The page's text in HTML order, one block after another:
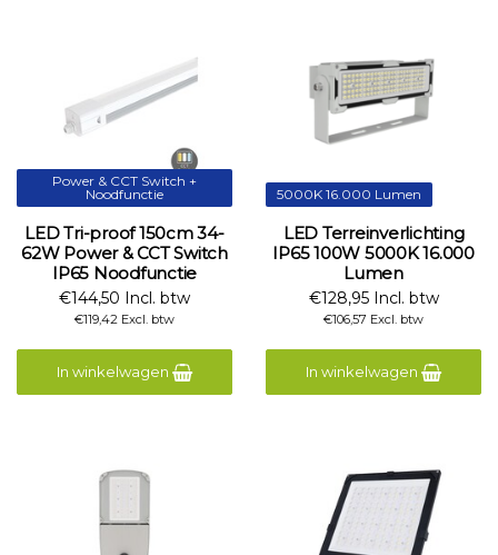
Power & CCT Switch +
Noodfunctie
LED Tri-proof 150cm 34-
62W Power & CCT Switch
IP65 Noodfunctie
€144,50 Incl. btw
€119,42 Excl. btw
In winkelwagen
5000K 16.000 Lumen
LED Terreinverlichting
IP65 100W 5000K 16.000
Lumen
€128,95 Incl. btw
€106,57 Excl. btw
In winkelwagen